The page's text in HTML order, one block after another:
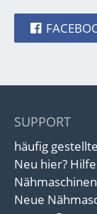
SUPPORT
häufig
Neu hier?
Neue